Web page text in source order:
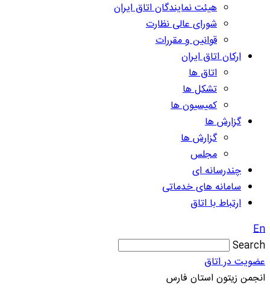
هیئت نمایندگان اتاق ایران
شورای عالی نظارت
قوانین و مقررات
ارکان اتاق ایران
اتاق ها
تشکل ها
کمیسیون ها
گزارش ها
گزارش ها
مجلس
چندرسانه ای
سامانه های خدماتی
ارتباط با اتاق
En
Search
عضویت در اتاق
انجمن زیتون استان فارس